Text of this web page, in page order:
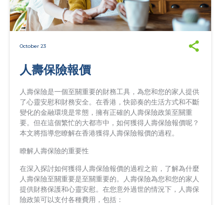
October 23
人壽保險報價
人壽保險是一個至關重要的財務工具，為您和您的家人提供
了心靈安慰和財務安全。在香港，快節奏的生活方式和不斷
變化的金融環境是常態，擁有正確的人壽保險政策至關重
要。但在這個繁忙的大都市中，如何獲得人壽保險報價呢？
本文將指導您瞭解在香港獲得人壽保險報價的過程。
瞭解人壽保險的重要性
在深入探討如何獲得人壽保險報價的過程之前，了解為什麼
人壽保險至關重要是至關重要的。人壽保險為您和您的家人
提供財務保護和心靈安慰。在您意外過世的情況下，人壽保
險政策可以支付各種費用，包括：